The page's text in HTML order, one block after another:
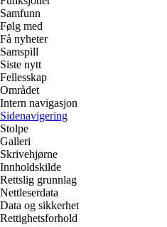
Samfunn
Følg med
Få nyheter
Samspill
Siste nytt
Fellesskap
Området
Intern navigasjon
Sidenavigering
Stolpe
Galleri
Skrivehjørne
Innholdskilde
Rettslig grunnlag
Nettleserdata
Data og sikkerhet
Rettighetsforhold